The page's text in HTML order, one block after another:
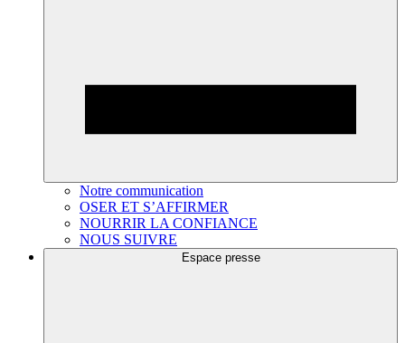
Notre communication
OSER ET S’AFFIRMER
NOURRIR LA CONFIANCE
NOUS SUIVRE
Espace presse